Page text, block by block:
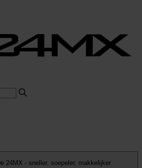
24MX - sneller, soepeler, makkelijker